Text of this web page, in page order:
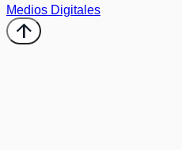
Medios Digitales
arrow_upward